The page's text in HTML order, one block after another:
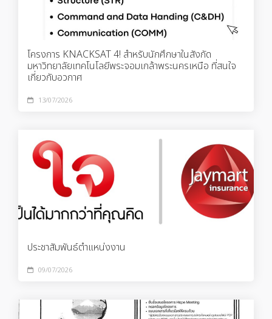
โครงการ KNACKSAT 4! สำหรับนักศึกษาในสังกัด
มหาวิทยาลัยเทคโนโลยีพระจอมเกล้าพระนครเหนือ ที่สนใจ
เกี่ยวกับอวกาศ
13/07/2026
ประชาสัมพันธ์ตำแหน่งงาน
09/07/2026